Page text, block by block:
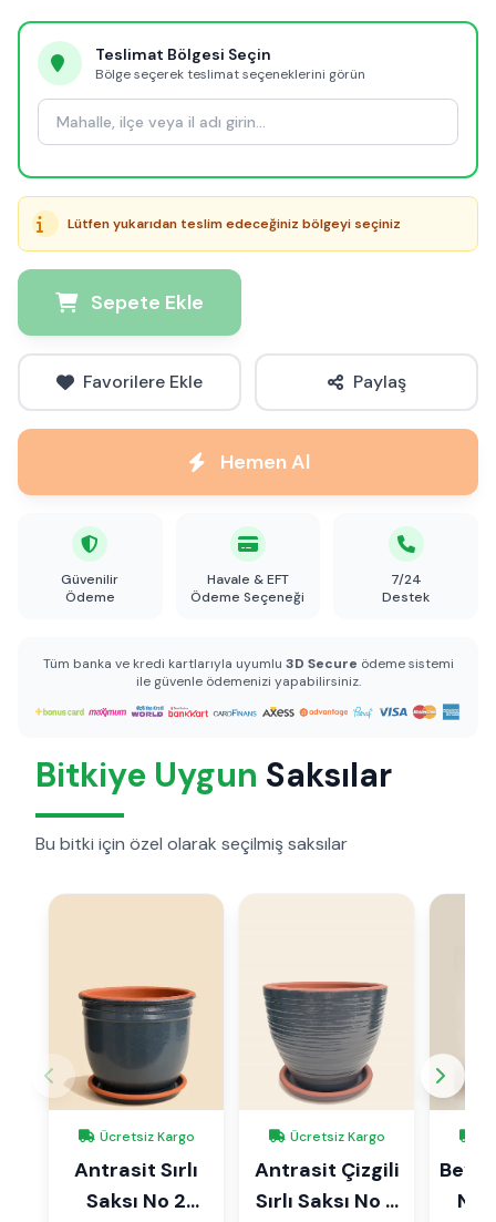
Teslimat Bölgesi Seçin
Bölge seçerek teslimat seçeneklerini görün
Lütfen yukarıdan teslim edeceğiniz bölgeyi seçiniz
Sepete Ekle
Favorilere Ekle Paylaş
Hemen Al
Güvenilir
Ödeme
Havale & EFT
Ödeme Seçeneği
7/24
Destek
Tüm banka ve kredi kartlarıyla uyumlu 3D Secure ödeme sistemi
ile güvenle ödemenizi yapabilirsiniz.
Bitkiye Uygun Saksılar
Bu bitki için özel olarak seçilmiş saksılar
Ücretsiz Kargo
Antrasit Sırlı
Saksı No 2
Ücretsiz Kargo
Antrasit Çizgili
Sırlı Saksı No 2
No